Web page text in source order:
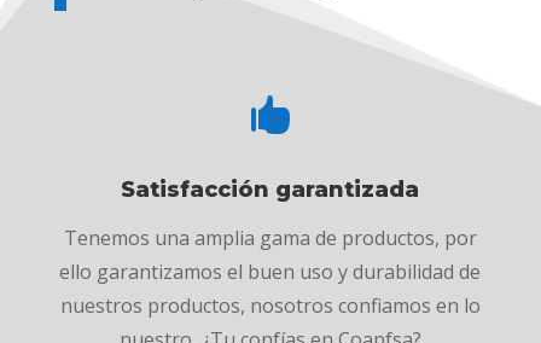

Satisfacción garantizada
Tenemos una amplia gama de productos, por
ello garantizamos el buen uso y durabilidad de
nuestros productos, nosotros confiamos en lo